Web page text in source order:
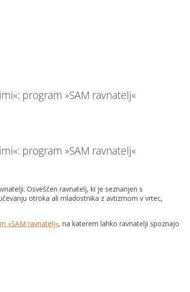
program »SAM ravnatelj«
program »SAM ravnatelj«
Osveščen ravnatelj, ki je seznanjen s
otroka ali mladostnika z avtizmom v vrtec,
»SAM ravnatelj«, na katerem lahko ravnatelji spoznajo